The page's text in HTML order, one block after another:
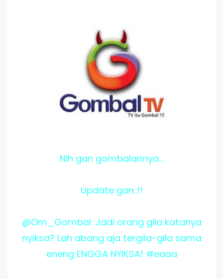
Nih gan gombalannya...
Update gan..!!
@Om_Gombal :Jadi orang gila katanya
nyiksa? Lah abang aja tergila-gila sama
eneng ENGGA NYIKSA! #eaaa